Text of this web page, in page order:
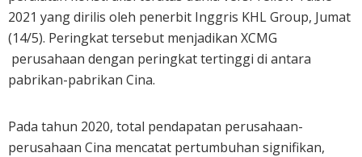
2021 yang dirilis oleh penerbit Inggris KHL Group, Jumat
(14/5). Peringkat tersebut menjadikan XCMG
perusahaan dengan peringkat tertinggi di antara
pabrikan-pabrikan Cina.
Pada tahun 2020, total pendapatan perusahaan-
perusahaan Cina mencatat pertumbuhan signifikan,